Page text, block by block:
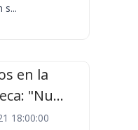
s...
en la
"Nu...
18:00:00